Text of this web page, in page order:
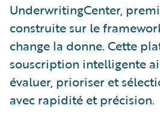
UnderwritingCenter,
construite sur le
change la donne. Cette
souscription intelligente
évaluer, prioriser et
avec rapidité et précision.